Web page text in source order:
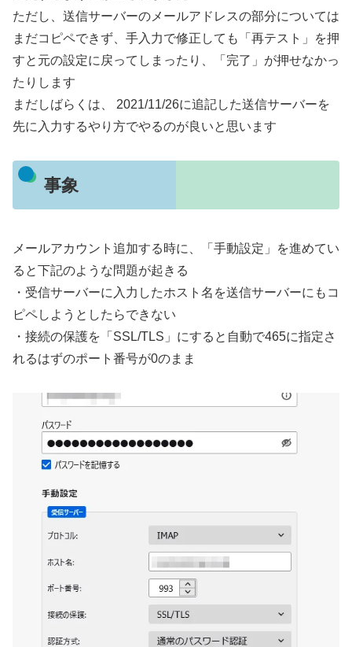
ただし、送信サーバーのメールアドレスの部分については
まだコピペできず、手入力で修正しても「再テスト」を押
すと元の設定に戻ってしまったり、「完了」が押せなかっ
たりします
まだしばらくは、 2021/11/26に追記した送信サーバーを
先に入力するやり方でやるのが良いと思います
事象
メールアカウント追加する時に、「手動設定」を進めてい
ると下記のような問題が起きる
・受信サーバーに入力したホスト名を送信サーバーにもコ
ピペしようとしたらできない
・接続の保護を「SSL/TLS」にすると自動で465に指定さ
れるはずのポート番号が0のまま